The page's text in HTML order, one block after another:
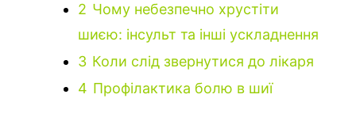
2 Чому небезпечно хрустіти
шиєю: інсульт та інші ускладнення
3 Коли слід звернутися до лікаря
4 Профілактика болю в шиї